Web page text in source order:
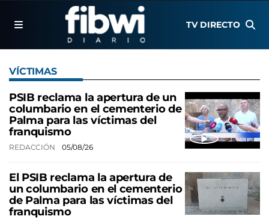
TV DIRECTO
VÍCTIMAS
PSIB reclama la apertura de un
columbario en el cementerio de
Palma para las víctimas del
franquismo
REDACCIÓN 05/08/26
El PSIB reclama la apertura de
un columbario en el cementerio
de Palma para las víctimas del
franquismo